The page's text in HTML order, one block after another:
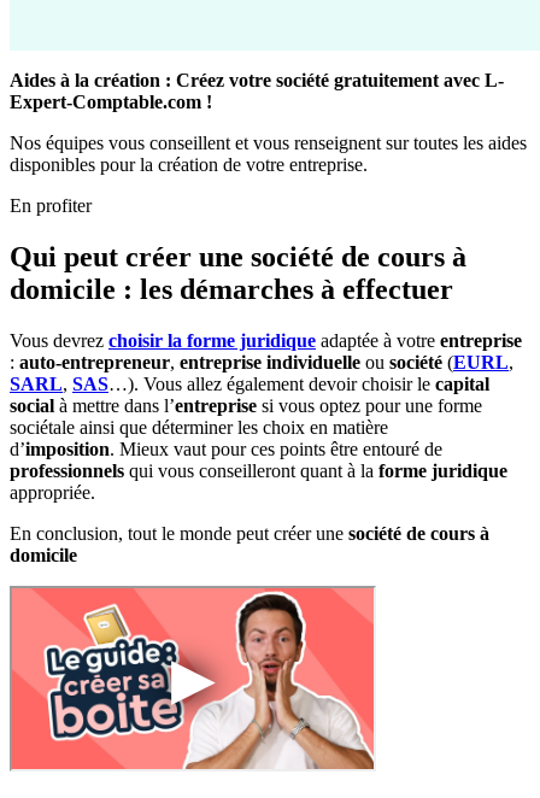
Aides à la création : Créez votre société gratuitement avec L-
Expert-Comptable.com !
Nos équipes vous conseillent et vous renseignent sur toutes les aides
disponibles pour la création de votre entreprise.
En profiter
Qui peut créer une société de cours à
domicile : les démarches à effectuer
Vous devrez choisir la forme juridique adaptée à votre entreprise
: auto-entrepreneur, entreprise individuelle ou société (EURL,
SARL, SAS…). Vous allez également devoir choisir le capital
social à mettre dans l’entreprise si vous optez pour une forme
sociétale ainsi que déterminer les choix en matière
d’imposition. Mieux vaut pour ces points être entouré de
professionnels qui vous conseilleront quant à la forme juridique
appropriée.
En conclusion, tout le monde peut créer une société de cours à
domicile